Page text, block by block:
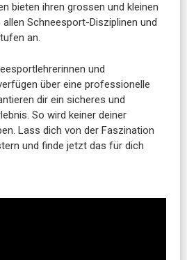
bieten ihren grossen und kleinen
Schneesport-Disziplinen und
an.
und
über eine professionelle
dir ein sicheres und
So wird keiner deiner
Lass dich von der Faszination
und finde jetzt das für dich